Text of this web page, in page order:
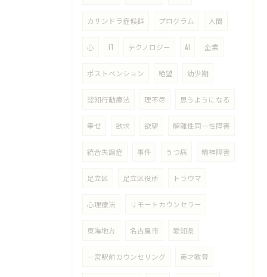
カサンドラ症候群 プログラム 人間
心 IT テクノロジー AI 企業
ポストベンション 絶望 幼少期
認知行動療法 理不尽 思うようになる
幸せ 欲求 欲望 解離性同一性障害
統合失調症 事件 うつ病 精神障害
足立区 足立区役所 トラウマ
心理療法 リモートカウンセラー
東海地方 名古屋市 愛知県
一宮駅前カウンセリング 英才教育